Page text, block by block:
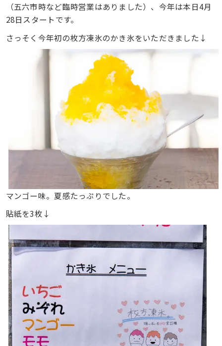
（五六市時など臨時営業はありました）、今年は本日4月
28日スタートです。
さっそく今年初の枚方凍氷のかき氷をいただきました↓
マンゴー味。夏感たっぷりでした。
貼紙を3枚↓